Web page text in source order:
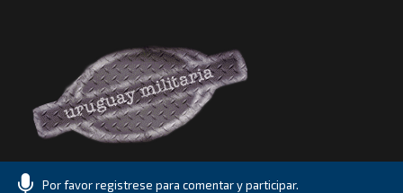
Por favor registrese para comentar y participar.